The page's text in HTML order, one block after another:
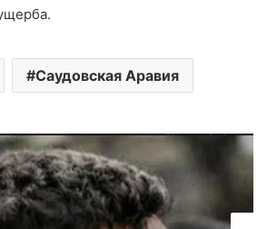
Саудовская Аравия